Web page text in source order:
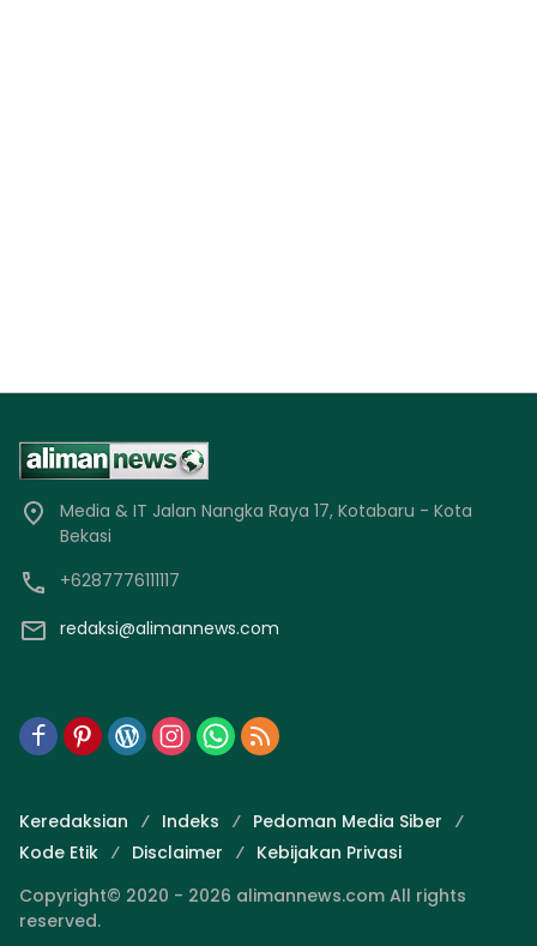
Media & IT Jalan Nangka Raya 17, Kotabaru - Kota
Bekasi
+6287776111117
redaksi@alimannews.com
Keredaksian Indeks
Pedoman Media Siber
Kode Etik
Disclaimer
Kebijakan Privasi
Copyright© 2020 - 2026 alimannews.com All rights
reserved.